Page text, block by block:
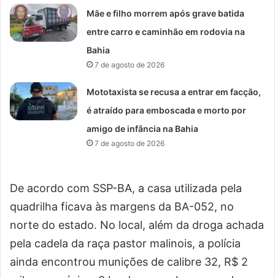
Mãe e filho morrem após grave batida
entre carro e caminhão em rodovia na
Bahia
7 de agosto de 2026
Mototaxista se recusa a entrar em facção,
é atraído para emboscada e morto por
amigo de infância na Bahia
7 de agosto de 2026
De acordo com SSP-BA, a casa utilizada pela
quadrilha ficava às margens da BA-052, no
norte do estado. No local, além da droga achada
pela cadela da raça pastor malinois, a polícia
ainda encontrou munições de calibre 32, R$ 2